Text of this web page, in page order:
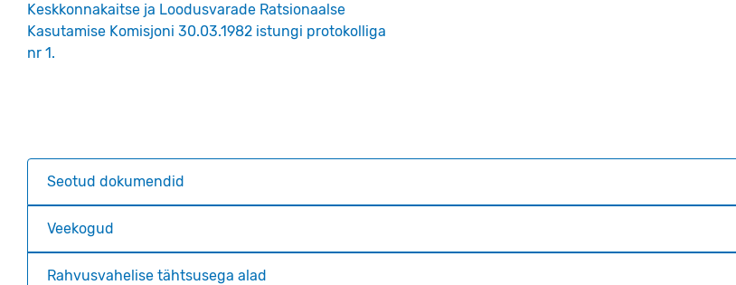
Keskkonnakaitse ja Loodusvarade Ratsionaalse
Kasutamise Komisjoni 30.03.1982 istungi protokolliga
nr 1.
Seotud dokumendid
Veekogud
Rahvusvahelise tähtsusega alad